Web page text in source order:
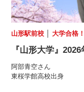
山形駅前校 │大学合格！
『山形大学』2026
阿部青空さん
東桜学館高校出身